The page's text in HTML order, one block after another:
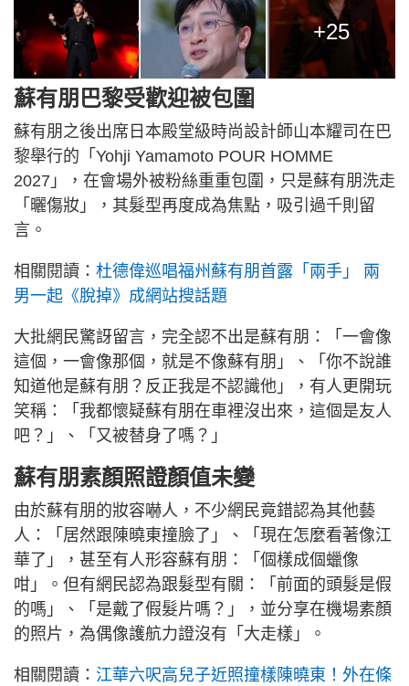
+25
蘇有朋巴黎受歡迎被包圍
蘇有朋之後出席日本殿堂級時尚設計師山本耀司在巴
黎舉行的「Yohji Yamamoto POUR HOMME
2027」，在會場外被粉絲重重包圍，只是蘇有朋洗走
「曬傷妝」，其髮型再度成為焦點，吸引過千則留
言。
相關閱讀： 杜德偉巡唱福州蘇有朋首露「兩手」 兩
男一起《脫掉》成網站搜話題
大批網民驚訝留言，完全認不出是蘇有朋：「一會像
這個，一會像那個，就是不像蘇有朋」、「你不說誰
知道他是蘇有朋？反正我是不認識他」，有人更開玩
笑稱：「我都懷疑蘇有朋在車裡沒出來，這個是友人
吧？」、「又被替身了嗎？」
蘇有朋素顏照證顏值未變
由於蘇有朋的妝容嚇人，不少網民竟錯認為其他藝
人：「居然跟陳曉東撞臉了」、「現在怎麼看著像江
華了」，甚至有人形容蘇有朋：「個樣成個蠟像
咁」。但有網民認為跟髮型有關：「前面的頭髮是假
的嗎」、「是戴了假髮片嗎？」，並分享在機場素顏
的照片，為偶像護航力證沒有「大走樣」。
相關閱讀： 江華六呎高兒子近照撞樣陳曉東！外在條